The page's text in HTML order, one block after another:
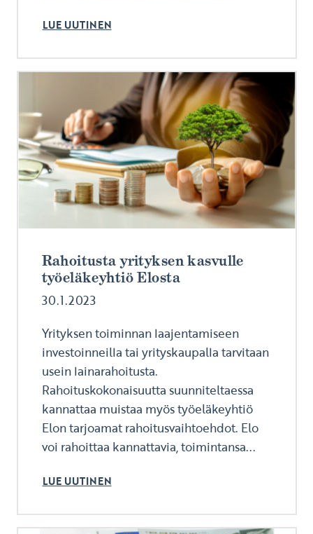
LUE UUTINEN
Rahoitusta yrityksen kasvulle
työeläkeyhtiö Elosta
30.1.2023
Yrityksen toiminnan laajentamiseen
investoinneilla tai yrityskaupalla tarvitaan
usein lainarahoitusta.
Rahoituskokonaisuutta suunniteltaessa
kannattaa muistaa myös työeläkeyhtiö
Elon tarjoamat rahoitusvaihtoehdot. Elo
voi rahoittaa kannattavia, toimintansa...
LUE UUTINEN